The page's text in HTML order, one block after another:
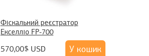
Фіскальний реєстратор
Екселліо FP-700
570,00$ USD У кошик